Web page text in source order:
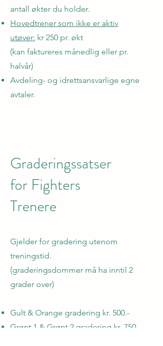
antall økter du holder.
Hovedtrener som ikke er aktiv
utøver: kr 250 pr. økt
(kan faktureres månedlig eller pr.
halvår)
Avdeling- og idrettsansvarlige egne
avtaler.
Graderingssatser
for Fighters
Trenere
Gjelder for gradering utenom
treningstid.
(graderingsdommer må ha inntil 2
grader over)
Gult & Orange gradering kr. 500.-
Grønt 1 & Grønt 2 gradering kr. 750.-